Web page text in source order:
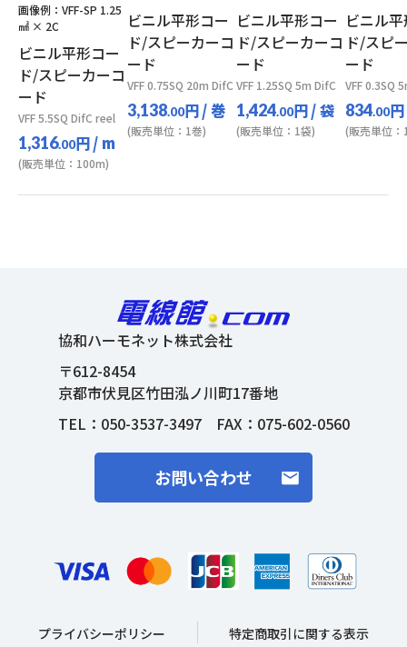
画像例：VFF-SP 1.25
㎟ × 2C
ビニル平形コー
ド/スピーカーコ
ード
VFF 5.5SQ DifC reel
1,316.00円/ m
(販売単位：100m)
ビニル平形コー
ド/スピーカーコ
ード
VFF 0.75SQ 20m DifC
3,138.00円/ 巻
(販売単位：1巻)
ビニル平形コー
ド/スピーカーコ
ード
VFF 1.25SQ 5m DifC
1,424.00円/ 袋
(販売単位：1袋)
ビニル
ド/スピ
ード
VFF 0.3SQ
834.00円
(販売単位：
協和ハーモネット株式会社
〒612-8454
京都市伏見区竹田泓ノ川町17番地
TEL： 050-3537-3497FAX：075-602-0560
お問い合わせ
プライバシーポリシー 特定商取引に関する表示